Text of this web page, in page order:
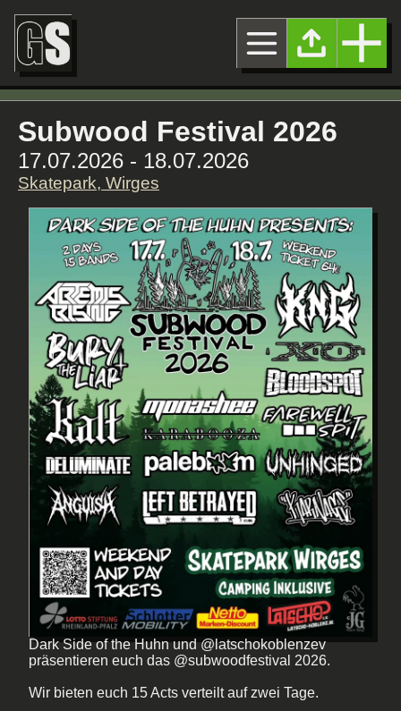
Subwood Festival 2026
17.07.2026 - 18.07.2026
Skatepark, Wirges
Dark Side of the Huhn und @latschokoblenzev
präsentieren euch das @subwoodfestival 2026.
Wir bieten euch 15 Acts verteilt auf zwei Tage.